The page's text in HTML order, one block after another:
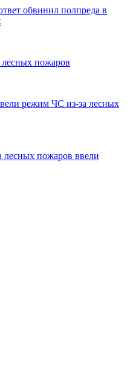
обвинил полпреда в
пожаров
режим ЧС из-за лесных
лесных пожаров ввели